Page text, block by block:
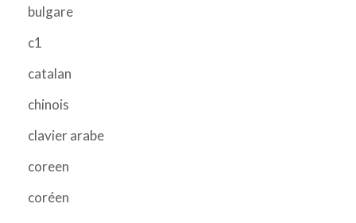
bulgare
c1
catalan
chinois
clavier arabe
coreen
coréen